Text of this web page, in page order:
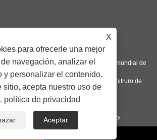
Advanced Materials INC: proveedor mundial de
crisol de grafito pirolítico y disco de nitruro de
Todos los derechos reservados.
RSS XML Privacy Policy
X
para ofrecerle una mejor
navegación, analizar el
y personalizar el contenido.
sitio, acepta nuestro uso de
política de privacidad
Aceptar